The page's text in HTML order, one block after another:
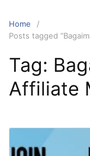
Home
Posts tagged
Tag:
Affiliate